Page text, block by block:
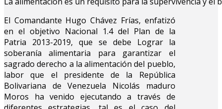
El Comandante Hugo Chávez Frías, enfatizó
en el objetivo Nacional 1.4 del Plan de la
Patria 2013-2019, que se debe Lograr la
soberanía alimentaria para garantizar el
sagrado derecho a la alimentación del pueblo,
labor que el presidente de la República
Bolivariana de Venezuela Nicolás maduro
Moros ha venido ejecutando a través de